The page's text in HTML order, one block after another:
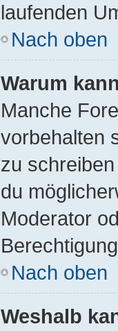
laufenden
Nach oben
Warum
Manche
vorbehalten
zu
du
Moderator
Nach oben
Weshalb